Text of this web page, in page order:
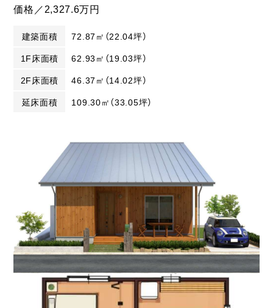
価格／2,327.6万円
建築面積
72.87㎡（22.04坪）
1F床面積
62.93㎡（19.03坪）
2F床面積
46.37㎡（14.02坪）
延床面積
109.30㎡（33.05坪）